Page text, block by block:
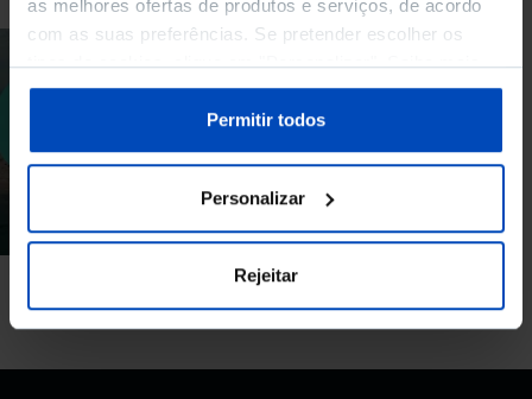
as melhores ofertas de produtos e serviços, de acordo
com as suas preferências. Se pretender escolher os
tipos de cookies, clique em "Personalizar". Saiba mais
sobre cookies através da gestão de preferências ou da
Política de Cookies.
Permitir todos
Personalizar
Rejeitar
2025: Inteligência
Artificial
07/09/2025
5 MIN